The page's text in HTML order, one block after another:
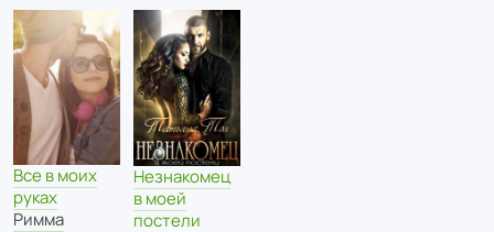
Все в моих
руках
Римма
Незнакомец
в моей
постели